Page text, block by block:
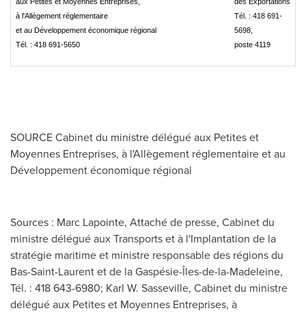
à l'Allègement réglementaire
et au Développement économique régional
Tél. : 418 691-5650
Tél. : 418 691-
5698,
poste 4119
SOURCE Cabinet du ministre délégué aux Petites et
Moyennes Entreprises, à l'Allègement réglementaire et au
Développement économique régional
Sources : Marc Lapointe, Attaché de presse, Cabinet du
ministre délégué aux Transports et à l'Implantation de la
stratégie maritime et ministre responsable des régions du
Bas-Saint-Laurent et de la Gaspésie-Îles-de-la-Madeleine,
Tél. : 418 643-6980; Karl W. Sasseville, Cabinet du ministre
délégué aux Petites et Moyennes Entreprises, à